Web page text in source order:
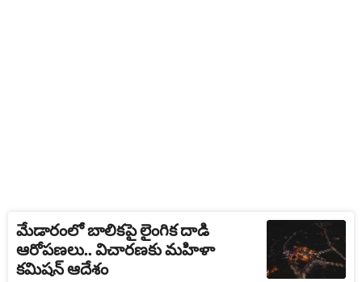
మేడారంలో బాలికపై లైంగిక దాడి
ఆరోపణలు.. విచారణకు మహిళా
కమిషన్‌ ఆదేశం